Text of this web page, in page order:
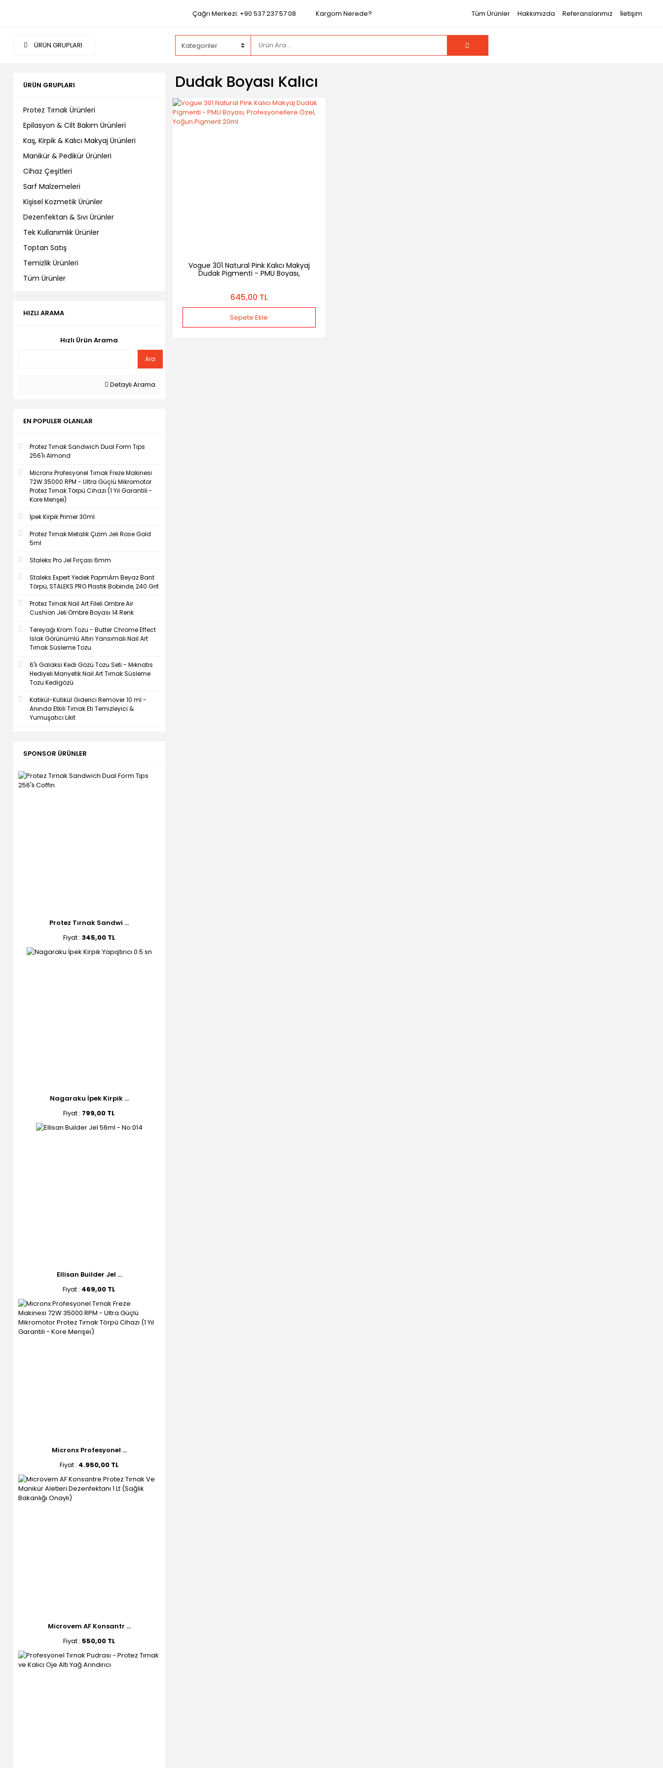
Çağrı Merkezi: +90 537 237 57 08 Kargom Nerede? Tüm Ürünler Hakkımızda Referanslarımız İletişim
ÜRÜN GRUPLARI
ÜRÜN GRUPLARI
Protez Tırnak Ürünleri
Epilasyon & Cilt Bakım Ürünleri
Kaş, Kirpik & Kalıcı Makyaj Ürünleri
Manikür & Pedikür Ürünleri
Cihaz Çeşitleri
Sarf Malzemeleri
Kişisel Kozmetik Ürünler
Dezenfektan & Sıvı Ürünler
Tek Kullanımlık Ürünler
Toptan Satış
Temizlik Ürünleri
Tüm Ürünler
HIZLI ARAMA
Hızlı Ürün Arama
Ara
Detaylı Arama
EN POPULER OLANLAR
Protez Tırnak Sandwich Dual Form Tips
256'lı Almond
Micronx Profesyonel Tırnak Freze Makinesi
72W 35000 RPM - Ultra Güçlü Mikromotor
Protez Tırnak Törpü Cihazı (1 Yıl Garantili -
Kore Menşei)
İpek Kirpik Primer 30ml
Protez Tırnak Metalik Çizim Jeli Rose Gold
5ml
Staleks Pro Jel Fırçası 6mm
Staleks Expert Yedek PapmAm Beyaz Bant
Törpü, STALEKS PRO Plastik Bobinde, 240 Grit
Protez Tırnak Nail Art Fileli Ombre Air
Cushion Jeli Ombre Boyası 14 Renk
Tereyağı Krom Tozu - Butter Chrome Effect
Islak Görünümlü Altın Yansımalı Nail Art
Tırnak Süsleme Tozu
6'lı Galaksi Kedi Gözü Tozu Seti - Mıknatıs
Hediyeli Manyetik Nail Art Tırnak Süsleme
Tozu Kedigözü
Katikül-Kütikül Giderici Remover 10 ml -
Anında Etkili Tırnak Eti Temizleyici &
Yumuşatıcı Likit
SPONSOR ÜRÜNLER
Protez Tırnak Sandwi ...
Fiyat : 345,00 TL
Nagaraku İpek Kirpik ...
Fiyat : 799,00 TL
Ellisan Builder Jel ...
Fiyat : 469,00 TL
Micronx Profesyonel ...
Fiyat : 4.950,00 TL
Microvem AF Konsantr ...
Fiyat : 550,00 TL
Dudak Boyası Kalıcı
Vogue 301 Natural Pink Kalıcı Makyaj
Dudak Pigmenti - PMU Boyası,
645,00 TL
Sepete Ekle